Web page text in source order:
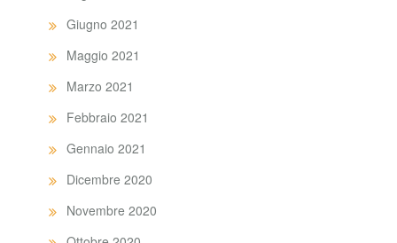
Giugno 2021
Maggio 2021
Marzo 2021
Febbraio 2021
Gennaio 2021
Dicembre 2020
Novembre 2020